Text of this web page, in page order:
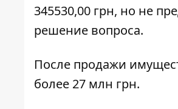
345530,00 грн, но не
решение вопроса.
После продажи
более 27 млн грн.